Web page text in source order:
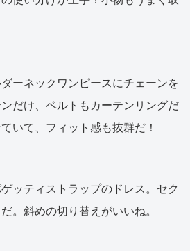
ーネックワンピースにチェーンを
だけ、ベルトもカーテンリングだ
いて、フィット感も抜群だ！
ッティストラップのドレス。セク
。斜めの切り替えがいいね。